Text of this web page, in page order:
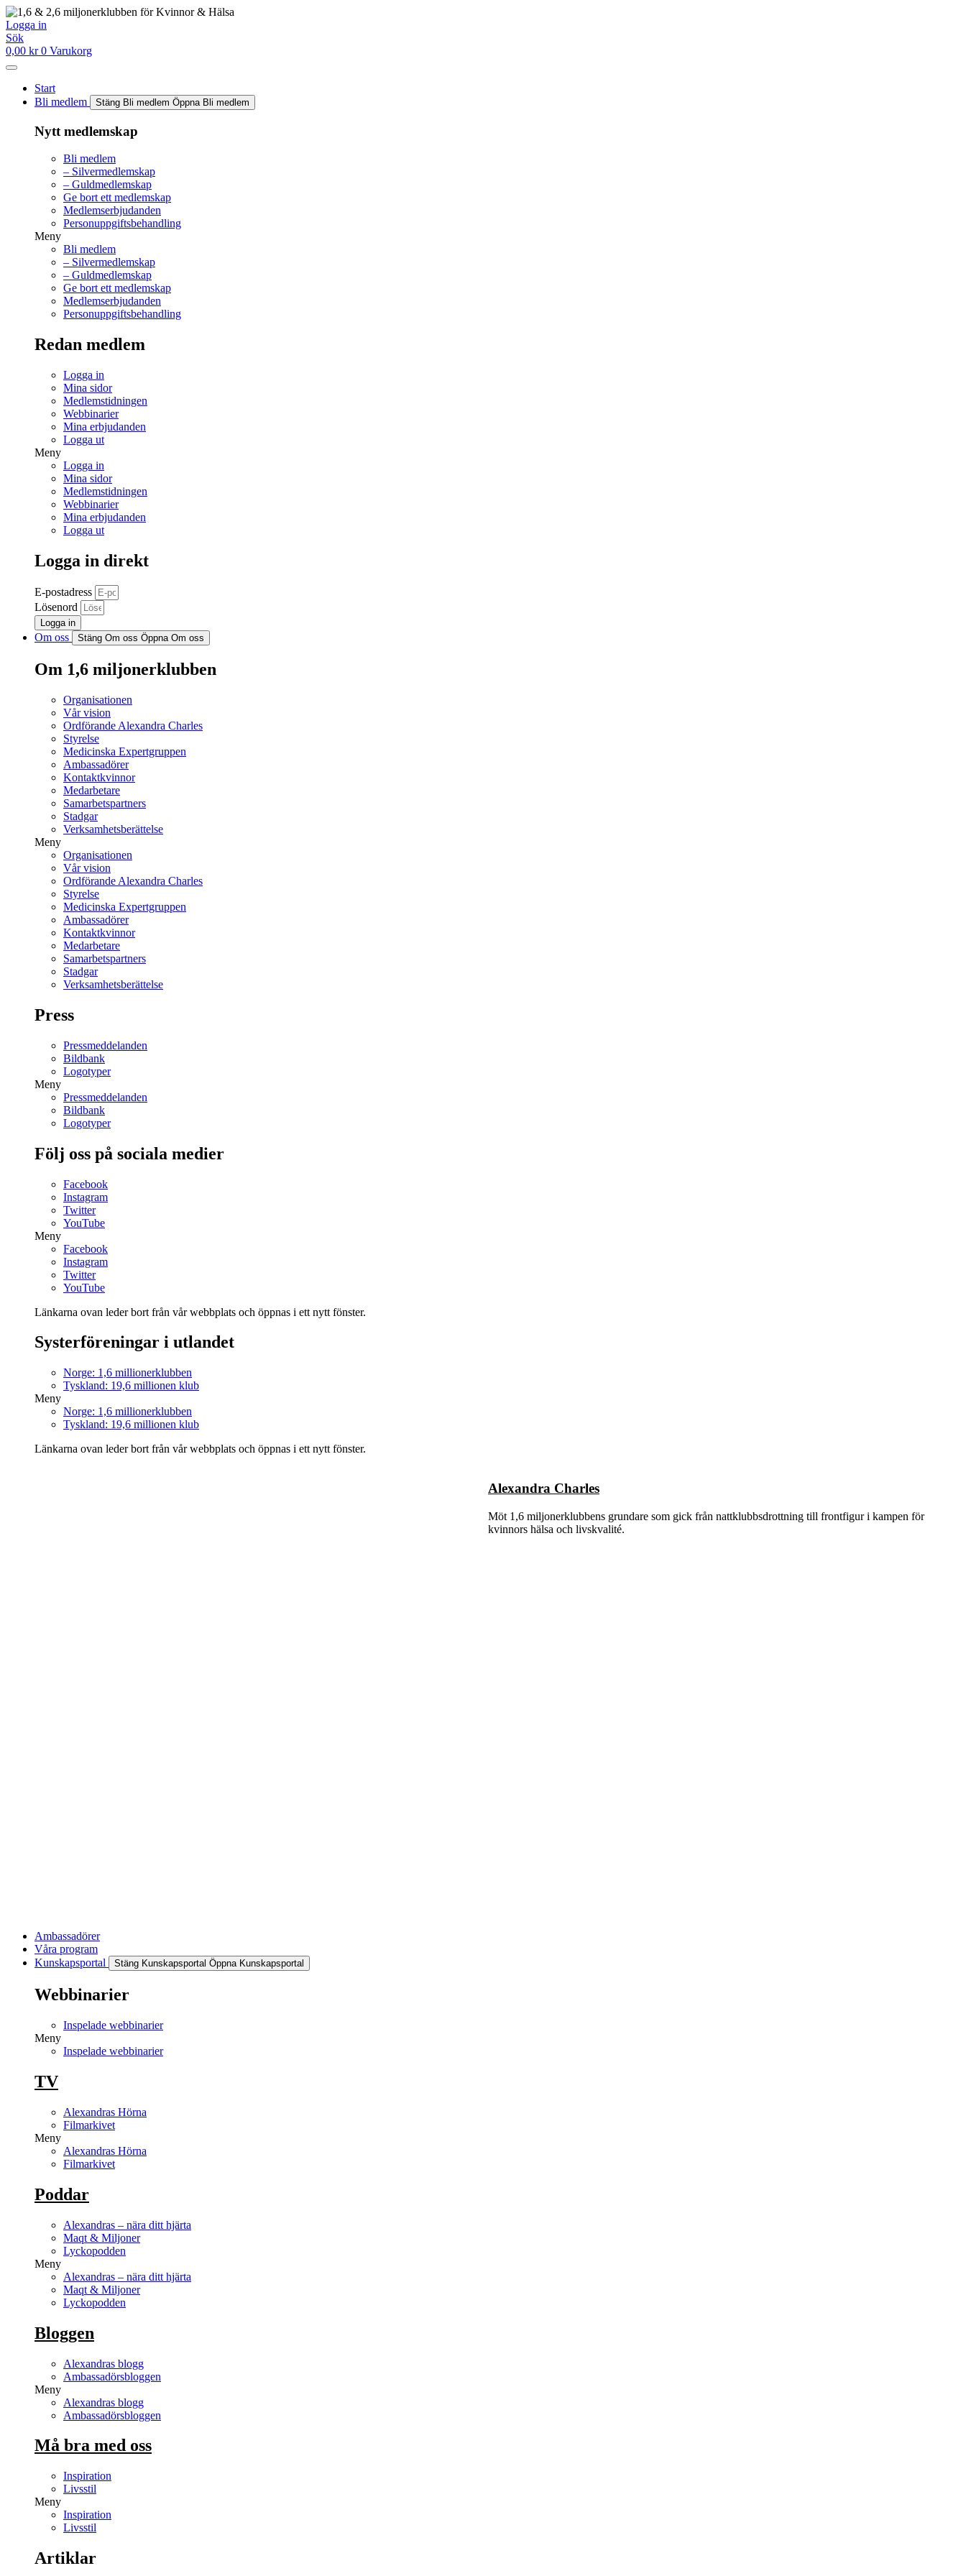
Hoppa
till
innehåll
Logga in
Sök
0,00 kr 0 Varukorg
Start
Bli medlem
Stäng Bli medlem Öppna Bli medlem
Nytt medlemskap
Bli medlem
– Silvermedlemskap
– Guldmedlemskap
Ge bort ett medlemskap
Medlemserbjudanden
Personuppgiftsbehandling
Meny
Bli medlem
– Silvermedlemskap
– Guldmedlemskap
Ge bort ett medlemskap
Medlemserbjudanden
Personuppgiftsbehandling
Redan medlem
Logga in
Mina sidor
Medlemstidningen
Webbinarier
Mina erbjudanden
Logga ut
Meny
Logga in
Mina sidor
Medlemstidningen
Webbinarier
Mina erbjudanden
Logga ut
Logga in direkt
E-postadress
Lösenord
Logga in
Om oss Stäng Om oss Öppna Om oss
Om 1,6 miljonerklubben
Organisationen
Vår vision
Ordförande Alexandra Charles
Styrelse
Medicinska Expertgruppen
Ambassadörer
Kontaktkvinnor
Medarbetare
Samarbetspartners
Stadgar
Verksamhetsberättelse
Meny
Organisationen
Vår vision
Ordförande Alexandra Charles
Styrelse
Medicinska Expertgruppen
Ambassadörer
Kontaktkvinnor
Medarbetare
Samarbetspartners
Stadgar
Verksamhetsberättelse
Press
Pressmeddelanden
Bildbank
Logotyper
Meny
Pressmeddelanden
Bildbank
Logotyper
Följ oss på sociala medier
Facebook
Instagram
Twitter
YouTube
Meny
Facebook
Instagram
Twitter
YouTube
Länkarna ovan leder bort från vår webbplats och öppnas i ett nytt fönster.
Systerföreningar i utlandet
Norge: 1,6 millionerklubben
Tyskland: 19,6 millionen klub
Meny
Norge: 1,6 millionerklubben
Tyskland: 19,6 millionen klub
Länkarna ovan leder bort från vår webbplats och öppnas i ett nytt fönster.
Alexandra Charles
Möt 1,6 miljonerklubbens grundare som gick från nattklubbsdrottning till frontfigur i kampen för
kvinnors hälsa och livskvalité.
Ambassadörer
Våra program
Kunskapsportal
Stäng Kunskapsportal Öppna Kunskapsportal
Webbinarier
Inspelade webbinarier
Meny
Inspelade webbinarier
TV
Alexandras Hörna
Filmarkivet
Meny
Alexandras Hörna
Filmarkivet
Poddar
Alexandras – nära ditt hjärta
Maqt & Miljoner
Lyckopodden
Meny
Alexandras – nära ditt hjärta
Maqt & Miljoner
Lyckopodden
Bloggen
Alexandras blogg
Ambassadörsbloggen
Meny
Alexandras blogg
Ambassadörsbloggen
Må bra med oss
Inspiration
Livsstil
Meny
Inspiration
Livsstil
Artiklar